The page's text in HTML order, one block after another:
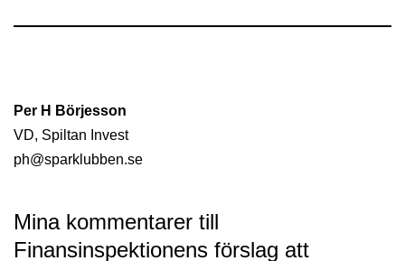
Per H Börjesson
VD, Spiltan Invest
ph@sparklubben.se
Mina kommentarer till
Finansinspektionens förslag att